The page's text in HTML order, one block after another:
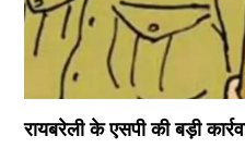
रायबरेली के एसपी की बड़ी